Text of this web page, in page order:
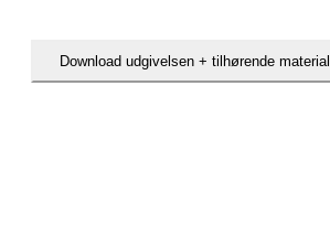
Download udgivelsen + tilhørende